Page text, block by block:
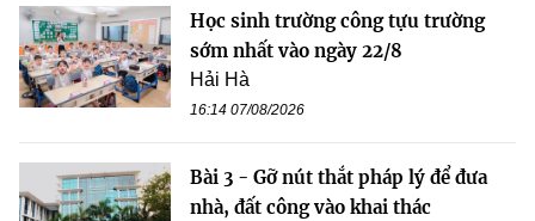
Học sinh trường công tựu trường
sớm nhất vào ngày 22/8
Hải Hà
16:14 07/08/2026
Bài 3 - Gỡ nút thắt pháp lý để đưa
nhà, đất công vào khai thác